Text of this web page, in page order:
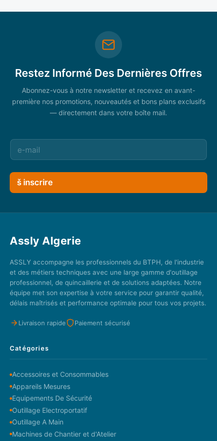
Restez Informé Des Dernières Offres
Abonnez-vous à notre newsletter et recevez en avant-
première nos promotions, nouveautés et bons plans exclusifs
— directement dans votre boîte mail.
š inscrire
Assly Algerie
ASSLY accompagne les professionnels du BTPH, de l'industrie
et des métiers techniques avec une large gamme d'outillage
professionnel, de quincaillerie et de solutions adaptées. Notre
équipe met son expertise à votre service pour garantir qualité,
délais maîtrisés et performance optimale pour tous vos projets.
Livraison rapide Paiement sécurisé
Catégories
Accessoires et Consommables
Appareils Mesures
Equipements De Sécurité
Outillage Electroportatif
Outillage A Main
Machines de Chantier et d'Atelier